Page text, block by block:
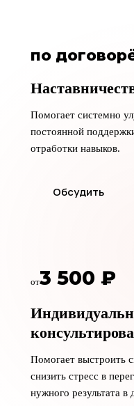
по
Помогает системно
постоянной
отработки навыков.
Обсудить
от3 500 ₽
Помогает выстроить
снизить стресс в
нужного результата в